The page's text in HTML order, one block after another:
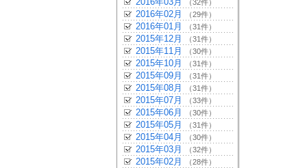
（32件）
2016年02月 （29件）
2016年01月 （31件）
2015年12月 （31件）
2015年11月 （30件）
2015年10月 （31件）
2015年09月 （31件）
2015年08月 （31件）
2015年07月 （33件）
2015年06月 （30件）
2015年05月 （31件）
2015年04月 （30件）
2015年03月 （32件）
2015年02月 （28件）